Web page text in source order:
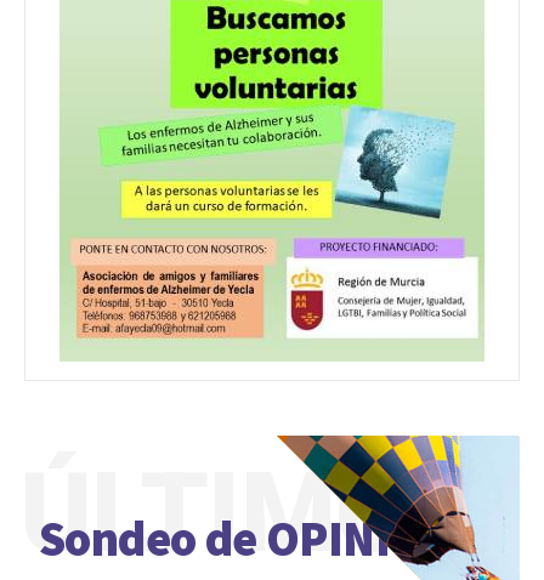
Sondeo de OPINIÓN
ÚLTIMO